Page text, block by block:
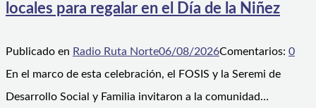
locales para regalar en el Día de la Niñez
Publicado en Radio Ruta Norte06/08/2026Comentarios: 0
En el marco de esta celebración, el FOSIS y la Seremi de
Desarrollo Social y Familia invitaron a la comunidad…